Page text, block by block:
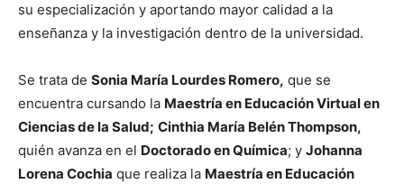
su especialización y aportando mayor calidad a la
enseñanza y la investigación dentro de la universidad.
Se trata de Sonia María Lourdes Romero, que se
encuentra cursando la Maestría en Educación Virtual en
Ciencias de la Salud; Cinthia María Belén Thompson,
quién avanza en el Doctorado en Química; y Johanna
Lorena Cochia que realiza la Maestría en Educación